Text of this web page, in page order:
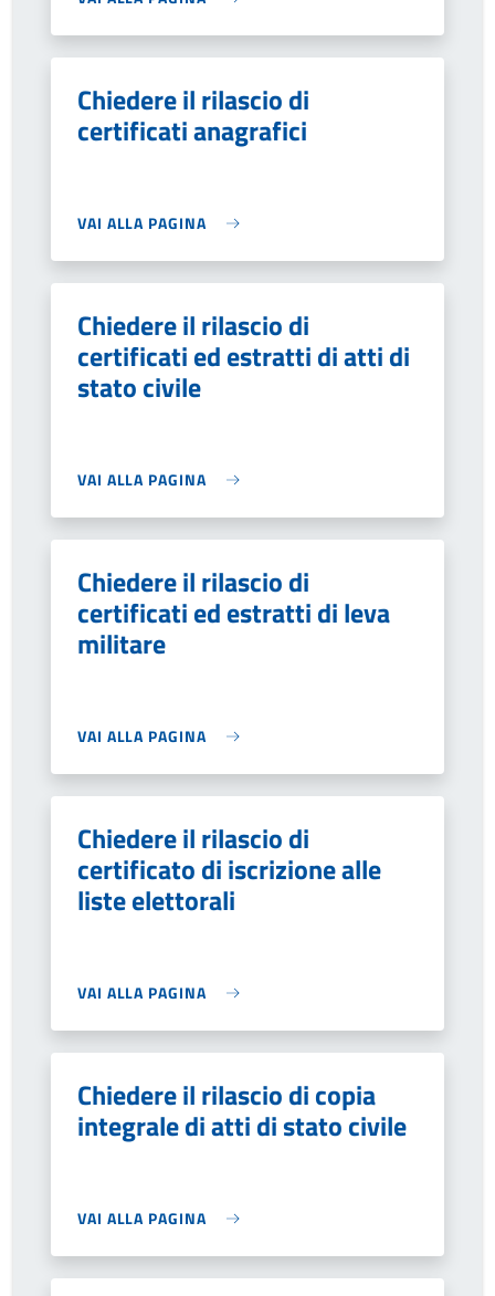
Chiedere il rilascio di
certificati anagrafici
VAI ALLA PAGINA
Chiedere il rilascio di
certificati ed estratti di atti di
stato civile
VAI ALLA PAGINA
Chiedere il rilascio di
certificati ed estratti di leva
militare
VAI ALLA PAGINA
Chiedere il rilascio di
certificato di iscrizione alle
liste elettorali
VAI ALLA PAGINA
Chiedere il rilascio di copia
integrale di atti di stato civile
VAI ALLA PAGINA